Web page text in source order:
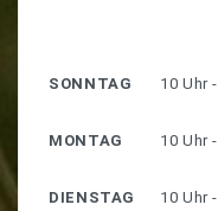
SONNTAG 10 Uhr
MONTAG 10 Uhr
DIENSTAG 10 Uhr